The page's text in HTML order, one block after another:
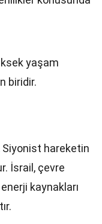
yaşam
biridir.
Siyonist hareketin
İsrail, çevre
kaynakları